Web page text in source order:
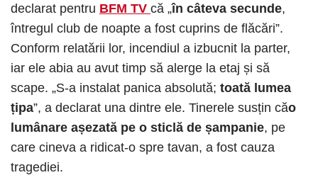
declarat pentru BFM TV că „în câteva secunde,
întregul club de noapte a fost cuprins de flăcări”.
Conform relatării lor, incendiul a izbucnit la parter,
iar ele abia au avut timp să alerge la etaj și să
scape. „S-a instalat panica absolută; toată lumea
țipa”, a declarat una dintre ele. Tinerele susțin căo
lumânare așezată pe o sticlă de șampanie, pe
care cineva a ridicat-o spre tavan, a fost cauza
tragediei.